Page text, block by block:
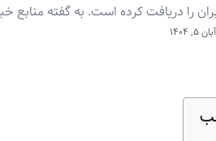
را دریافت کرده است. به گفته منابع
آبان ۵, ۱۴۰۴